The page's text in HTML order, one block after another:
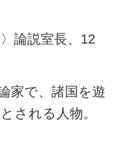
論説室長、12
家で、諸国を遊
される人物。